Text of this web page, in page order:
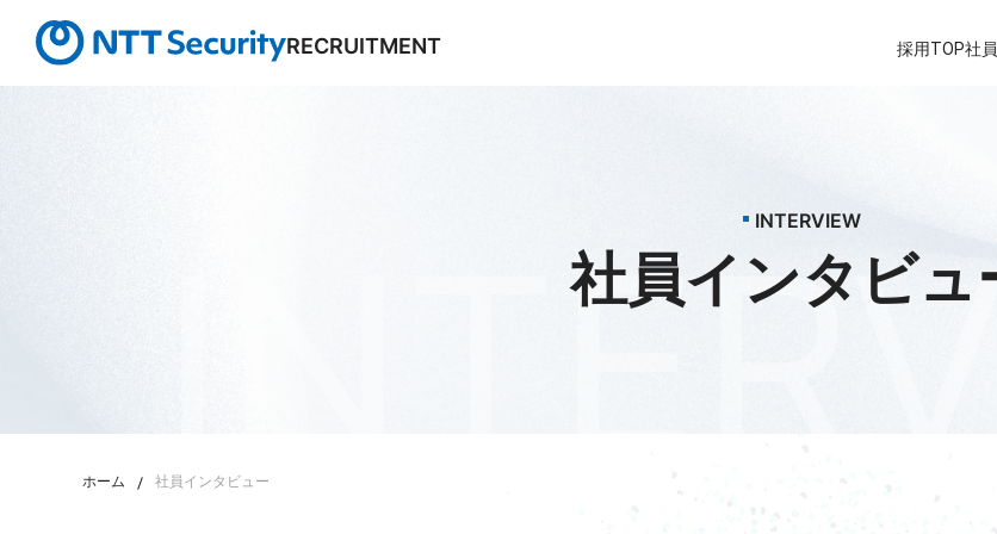
RECRUITMENT 採用TOP社
INTERVIEW
社員インタビュ
ホーム 社員インタビュー